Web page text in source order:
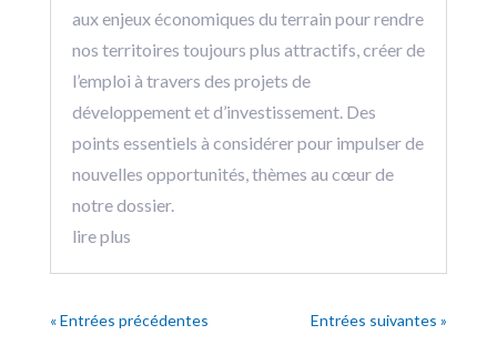
aux enjeux économiques du terrain pour rendre
nos territoires toujours plus attractifs, créer de
l’emploi à travers des projets de
développement et d’investissement. Des
points essentiels à considérer pour impulser de
nouvelles opportunités, thèmes au cœur de
notre dossier.
lire plus
« Entrées précédentes Entrées suivantes »